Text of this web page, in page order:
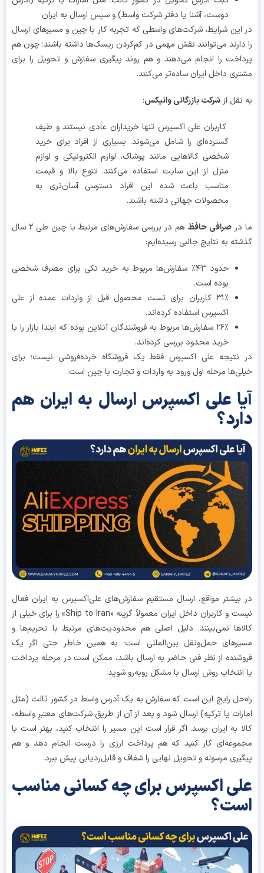
دوست، آشنا یا دفتر شرکت واسط) و سپس ارسال به ایران
شرایط، شرکت‌های واسطی که تجربه کار با چین و مسیرهای ارسال
می‌توانند نقش مهمی در کم‌کردن ریسک‌ها داشته باشند؛ چون هم
را انجام می‌دهند و هم روند پیگیری سفارش و تحویل را برای
داخل ایران ساده‌تر می‌کنند.
ازشرکت بازرگانی وانیکس:
کاربران علی اکسپرس تنها خریداران عادی نیستند و طیف
گسترده‌ای را شامل می‌شوند. بسیاری از افراد برای خرید
شخصی کالاهایی مانند پوشاک، لوازم الکترونیکی و لوازم
منزل از این سایت استفاده می‌کنند. تنوع بالا و قیمت
مناسب باعث شده این افراد دسترسی آسان‌تری به
محصولات جهانی داشته باشند.
صرافی حافظ
هم در بررسی سفارش‌های مرتبط با چین طی ۲ سال
به نتایج جالبی رسیده‌ایم:
حدود ۴۳٪ سفارش‌ها مربوط به خرید تکی برای مصرف شخصی
بوده است.
۳۱٪ کاربران برای تست محصول قبل از واردات عمده از علی
اکسپرس استفاده کرده‌اند.
۲۶٪ سفارش‌ها مربوط به فروشندگان آنلاین بوده که ابتدا بازار را با
خرید محدود بررسی کرده‌اند.
نتیجه علی اکسپرس فقط یک فروشگاه خرده‌فروشی نیست؛ برای
مرحله اول ورود به واردات و تجارت با چین است.
علی اکسپرس ارسال به ایران هم
مواقع، ارسال مستقیم سفارش‌های علی‌اکسپرس به ایران فعال
نیست و کاربران داخل ایران معمولاً گزینه «Ship to Iran» را برای خیلی از
نمی‌بینند. دلیل اصلی هم محدودیت‌های مرتبط با تحریم‌ها و
حمل‌ونقل بین‌المللی است؛ به همین خاطر حتی اگر یک
از نظر فنی حاضر به ارسال باشد، ممکن است در مرحله پرداخت
روش ارسال با مشکل روبه‌رو شوید.
رایج این است که سفارش به یک آدرس واسط در کشور ثالث (مثل
یا ترکیه) ارسال شود و بعد از آن از طریق شرکت‌های معتبرِ واسطه،
به ایران برسد. اگر قرار است این مسیر را انتخاب کنید، بهتر است با
کار کنید که هم پرداخت ارزی را درست انجام دهد و هم
مرسوله و تحویل نهایی را شفاف و قابل‌ردیابی پیش ببرد.
اکسپرس برای چه کسانی مناسب